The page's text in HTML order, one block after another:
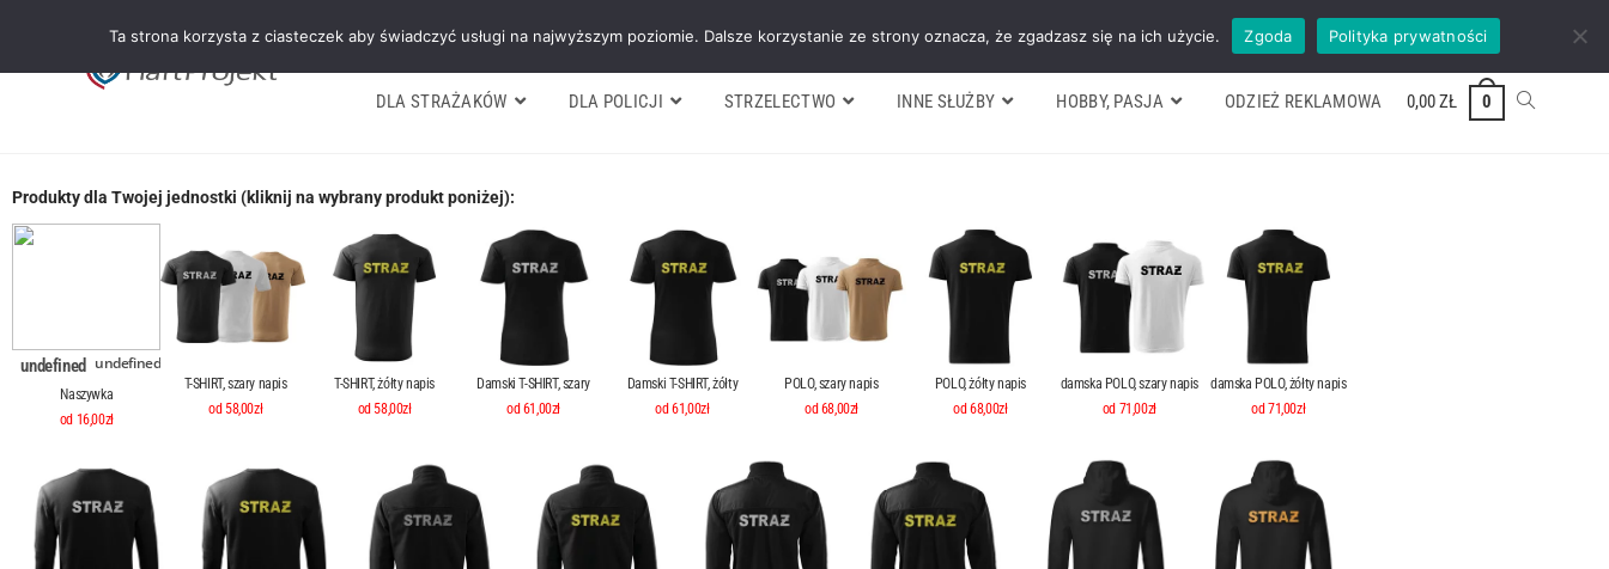
Formularz wyceny Kontakt ZADZWOŃ TEL. 600 352 938
DLA STRAŻAKÓW DLA POLICJI STRZELECTWO INNE SŁUŻBY HOBBY, PASJA ODZIEŻ REKLAMOWA 0,00ZŁ 0
Produkty dla Twojej jednostki (kliknij na wybrany produkt poniżej):
undefined undefined
Naszywka
od 16,00zł
T-SHIRT, szary napis
od 58,00zł
T-SHIRT, żółty napis
od 58,00zł
Damski T-SHIRT, szary
od 61,00zł
Damski T-SHIRT, żółty
od 61,00zł
POLO, szary napis
od 68,00zł
POLO, żółty napis
od 68,00zł
damska POLO, szary napis
od 71,00zł
damska POLO, żółty napis
od 71,00zł
Ta strona korzysta z ciasteczek aby świadczyć usługi na najwyższym poziomie. Dalsze korzystanie ze strony oznacza, że zgadzasz się na ich użycie. Zgoda Polityka prywatności